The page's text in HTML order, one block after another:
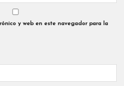
y web en este navegador para la